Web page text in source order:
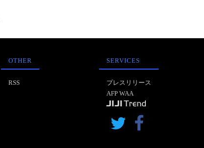
OTHER
RSS
SERVICES
プレスリリース
AFP WAA